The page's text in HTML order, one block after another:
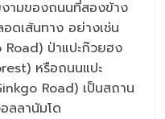
ามของถนนที่สองข้าง
ดเส้นทาง อย่างเช่น
ป่าแปะก๊วยฮง
หรือถนนแปะ
Road) เป็นสถาน
ลลานัมโด